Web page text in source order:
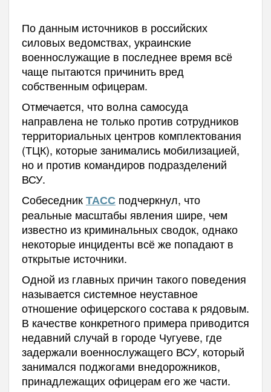
По данным источников в российских
силовых ведомствах, украинские
военнослужащие в последнее время всё
чаще пытаются причинить вред
собственным офицерам.
Отмечается, что волна самосуда
направлена не только против сотрудников
территориальных центров комплектования
(ТЦК), которые занимались мобилизацией,
но и против командиров подразделений
ВСУ.
СобеседникТАССподчеркнул, что
реальные масштабы явления шире, чем
известно из криминальных сводок, однако
некоторые инциденты всё же попадают в
открытые источники.
Одной из главных причин такого поведения
называется системное неуставное
отношение офицерского состава к рядовым.
В качестве конкретного примера приводится
недавний случай в городе Чугуеве, где
задержали военнослужащего ВСУ, который
занимался поджогами внедорожников,
принадлежащих офицерам его же части.